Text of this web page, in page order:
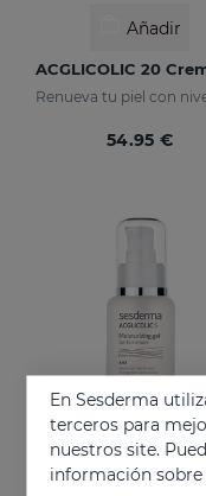
Añadir
54.95 €
Añadir
En Sesderma
terceros para
nuestros site.
información